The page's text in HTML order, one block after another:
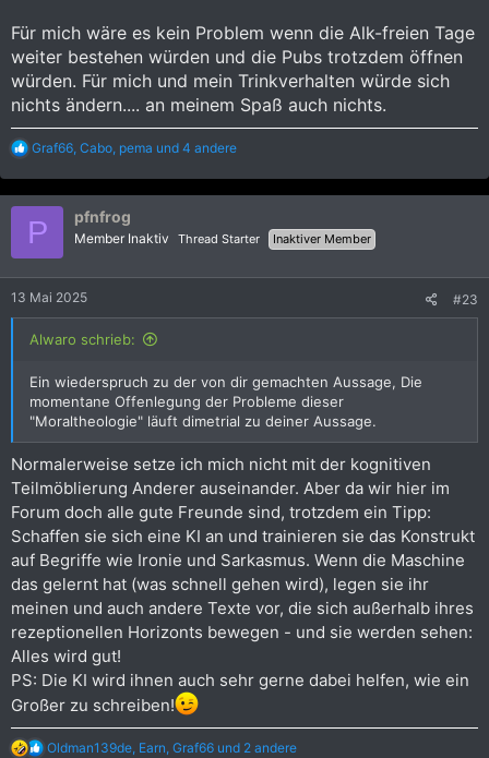
Für mich wäre es kein Problem wenn die Alk-freien Tage
weiter bestehen würden und die Pubs trotzdem öffnen
würden. Für mich und mein Trinkverhalten würde sich
nichts ändern.... an meinem Spaß auch nichts.
R
a
k
i
n
:
Graf66, Cabo, pema und 4 andere
P pfnfrog
Member Inaktiv Thread Starter Inaktiver Member
13 Mai 2025 #23
Alwaro schrieb:
Ein wiederspruch zu der von dir gemachten Aussage, Die
momentane Offenlegung der Probleme dieser
"Moraltheologie" läuft dimetrial zu deiner Aussage.
Normalerweise setze ich mich nicht mit der kognitiven
Teilmöblierung Anderer auseinander. Aber da wir hier im
Forum doch alle gute Freunde sind, trotzdem ein Tipp:
Schaffen sie sich eine KI an und trainieren sie das Konstrukt
auf Begriffe wie Ironie und Sarkasmus. Wenn die Maschine
das gelernt hat (was schnell gehen wird), legen sie ihr
meinen und auch andere Texte vor, die sich außerhalb ihres
rezeptionellen Horizonts bewegen - und sie werden sehen:
Alles wird gut!
PS: Die KI wird ihnen auch sehr gerne dabei helfen, wie ein
Großer zu schreiben!
R
Oldman139de, Earn, Graf66 und 2 andere